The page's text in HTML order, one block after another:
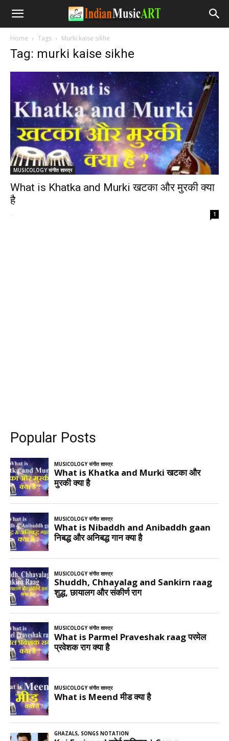
Home Tags Murki kaise sikhe
Tag: murki kaise sikhe
MUSICOLOGY संगीत शास्त्र
What is Khatka and Murki खटका और मुरकी क्या
है
- 1
Popular Posts